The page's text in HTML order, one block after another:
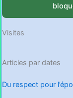
Visites
Articles par dates
Du respect pour